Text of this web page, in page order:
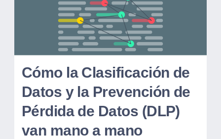
Cómo la Clasificación de
Datos y la Prevención de
Pérdida de Datos (DLP)
van mano a mano